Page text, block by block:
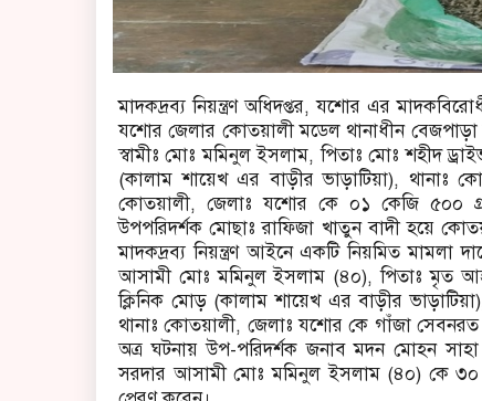
মাদকদ্রব্য নিয়ন্ত্রণ অধিদপ্তর, যশোর এর
যশোর জেলার কোতয়ালী মডেল থানাধীন
স্বামীঃ মোঃ মমিনুল ইসলাম, পিতাঃ মোঃ শহীদ
(কালাম শায়েখ এর বাড়ীর ভাড়াটিয়া), থানাঃ
কোতয়ালী, জেলাঃ যশোর কে ০১ কেজি ৫০০
উপপরিদর্শক মোছাঃ রাফিজা খাতুন বাদী হয়ে
মাদকদ্রব্য নিয়ন্ত্রণ আইনে একটি নিয়মিত মামলা
আসামী মোঃ মমিনুল ইসলাম (৪০), পিতাঃ মৃত
ক্লিনিক মোড় (কালাম শায়েখ এর বাড়ীর
থানাঃ কোতয়ালী, জেলাঃ যশোর কে গাঁজা
অত্র ঘটনায় উপ-পরিদর্শক জনাব মদন মোহন সাহা
সরদার আসামী মোঃ মমিনুল ইসলাম (৪০) কে ৩০